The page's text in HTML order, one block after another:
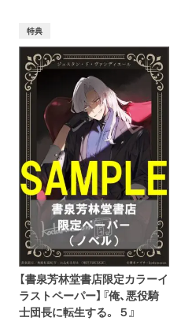
特典
【書泉芳林堂書店限定カラーイ
ラストペーパー】『俺、悪役騎
士団長に転生する。 ５』